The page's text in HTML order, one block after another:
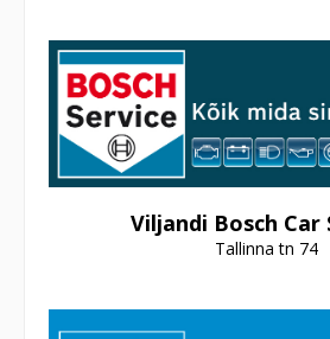
Viljandi Bosch Car
Tallinna tn 74